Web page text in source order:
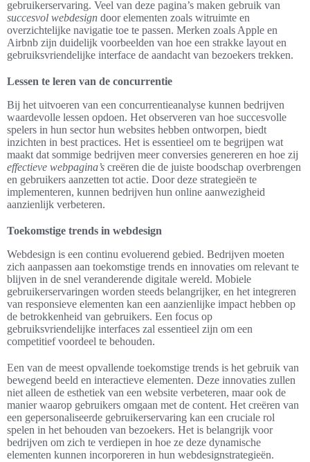
gebruikerservaring. Veel van deze pagina’s maken gebruik van
succesvol webdesign door elementen zoals witruimte en
overzichtelijke navigatie toe te passen. Merken zoals Apple en
Airbnb zijn duidelijk voorbeelden van hoe een strakke layout en
gebruiksvriendelijke interface de aandacht van bezoekers trekken.
Lessen te leren van de concurrentie
Bij het uitvoeren van een concurrentieanalyse kunnen bedrijven
waardevolle lessen opdoen. Het observeren van hoe succesvolle
spelers in hun sector hun websites hebben ontworpen, biedt
inzichten in best practices. Het is essentieel om te begrijpen wat
maakt dat sommige bedrijven meer conversies genereren en hoe zij
effectieve webpagina’s creëren die de juiste boodschap overbrengen
en gebruikers aanzetten tot actie. Door deze strategieën te
implementeren, kunnen bedrijven hun online aanwezigheid
aanzienlijk verbeteren.
Toekomstige trends in webdesign
Webdesign is een continu evoluerend gebied. Bedrijven moeten
zich aanpassen aan toekomstige trends en innovaties om relevant te
blijven in de snel veranderende digitale wereld. Mobiele
gebruikerservaringen worden steeds belangrijker, en het integreren
van responsieve elementen kan een aanzienlijke impact hebben op
de betrokkenheid van gebruikers. Een focus op
gebruiksvriendelijke interfaces zal essentieel zijn om een
competitief voordeel te behouden.
Een van de meest opvallende toekomstige trends is het gebruik van
bewegend beeld en interactieve elementen. Deze innovaties zullen
niet alleen de esthetiek van een website verbeteren, maar ook de
manier waarop gebruikers omgaan met de content. Het creëren van
een gepersonaliseerde gebruikerservaring kan een cruciale rol
spelen in het behouden van bezoekers. Het is belangrijk voor
bedrijven om zich te verdiepen in hoe ze deze dynamische
elementen kunnen incorporeren in hun webdesignstrategieën.